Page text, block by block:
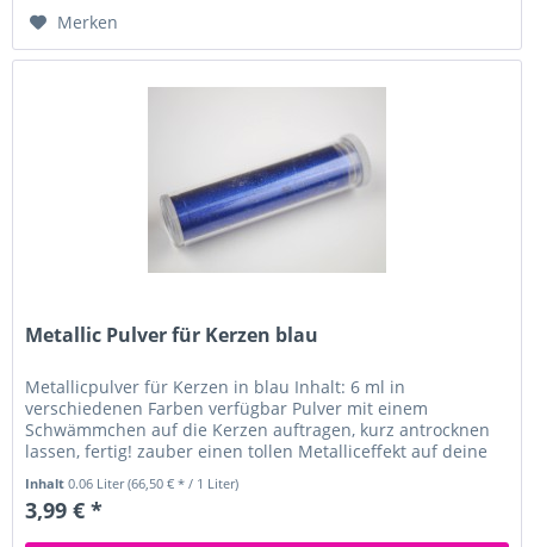
Merken
Metallic Pulver für Kerzen blau
Metallicpulver für Kerzen in blau Inhalt: 6 ml in
verschiedenen Farben verfügbar Pulver mit einem
Schwämmchen auf die Kerzen auftragen, kurz antrocknen
lassen, fertig! zauber einen tollen Metalliceffekt auf deine
Inhalt0.06 Liter(66,50 € * / 1 Liter)
3,99 € *